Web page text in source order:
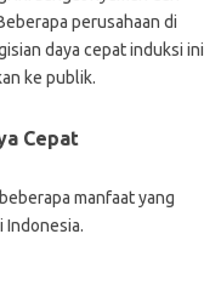
perusahaan di
daya cepat induksi ini
ke publik.
Cepat
manfaat yang
Indonesia.